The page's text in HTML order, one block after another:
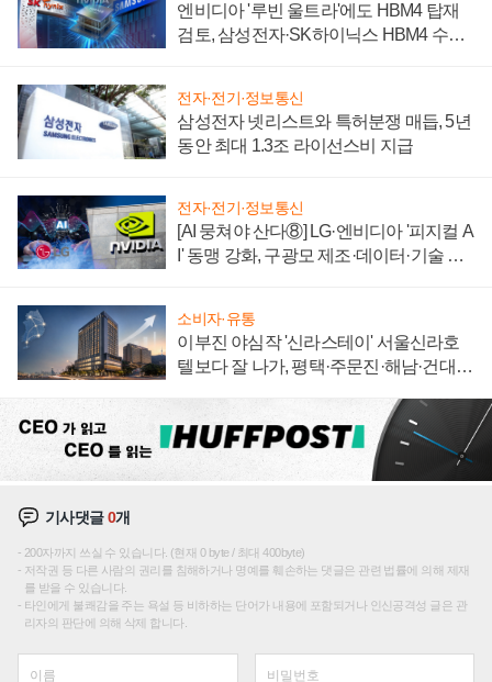
엔비디아 '루빈 울트라'에도 HBM4 탑재
검토, 삼성전자·SK하이닉스 HBM4 수율
전자·전기·정보통신
삼성전자 넷리스트와 특허분쟁 매듭, 5년
동안 최대 1.3조 라이선스비 지급
전자·전기·정보통신
[AI 뭉쳐야 산다⑧] LG·엔비디아 '피지컬 A
I' 동맹 강화, 구광모 제조·데이터·기술 결
소비자·유통
이부진 야심작 '신라스테이' 서울신라호
텔보다 잘 나가, 평택·주문진·해남·건대로
기사댓글0개
200자까지 쓰실 수 있습니다. (현재 0 byte / 최대 400byte)
저작권 등 다른 사람의 권리를 침해하거나 명예를 훼손하는 댓글은 관련 법률에 의해 제재
를 받을 수 있습니다.
타인에게 불쾌감을 주는 욕설 등 비하하는 단어가 내용에 포함되거나 인신공격성 글은 관
리자의 판단에 의해 삭제 합니다.